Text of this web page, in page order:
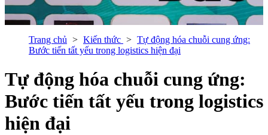
Trang chủ Kiến thức
Tự động hóa chuỗi cung ứng:
Bước tiến tất yếu trong logistics hiện đại
Tự động hóa chuỗi cung ứng:
Bước tiến tất yếu trong logistics
hiện đại